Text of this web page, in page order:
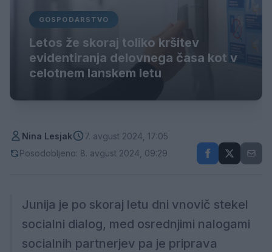
GOSPODARSTVO
Letos že skoraj toliko kršitev
evidentiranja delovnega časa kot v
celotnem lanskem letu
Nina Lesjak
7. avgust 2024, 17:05
Posodobljeno: 8. avgust 2024, 09:29
Junija je po skoraj letu dni vnovič stekel
socialni dialog, med osrednjimi nalogami
socialnih partnerjev pa je priprava